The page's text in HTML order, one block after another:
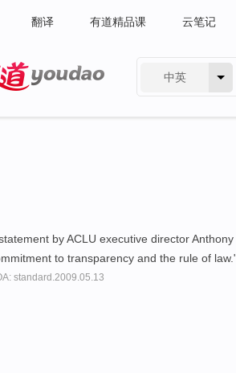
翻译 有道精品课 云笔记
中英
by ACLU executive director
to transparency and the rule of
standard.2009.05.13